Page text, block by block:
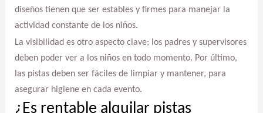
diseños tienen que ser estables y firmes para manejar la
actividad constante de los niños.
La visibilidad es otro aspecto clave; los padres y supervisores
deben poder ver a los niños en todo momento. Por último,
las pistas deben ser fáciles de limpiar y mantener, para
asegurar higiene en cada evento.
¿Es rentable alquilar pistas